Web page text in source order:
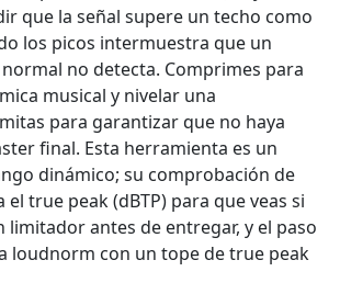
que la señal supere un techo como
los picos intermuestra que un
no detecta. Comprimes para
musical y nivelar una
para garantizar que no haya
final. Esta herramienta es un
dinámico; su comprobación de
true peak (dBTP) para que veas si
limitador antes de entregar, y el paso
loudnorm con un tope de true peak